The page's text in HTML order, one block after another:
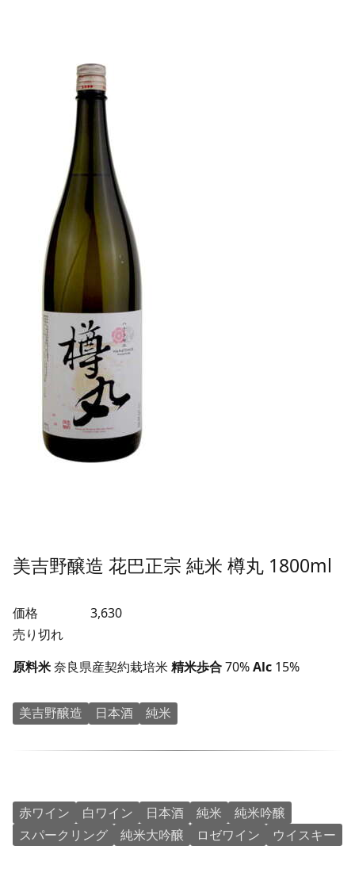
美吉野醸造 花巴正宗 純米 樽丸 1800ml
価格
3,630
売り切れ
原料米奈良県産契約栽培米精米歩合70%Alc 15%
美吉野醸造 日本酒 純米
赤ワイン 白ワイン 日本酒 純米
純米吟醸
スパークリング
純米大吟醸 ロゼワイン ウイスキー